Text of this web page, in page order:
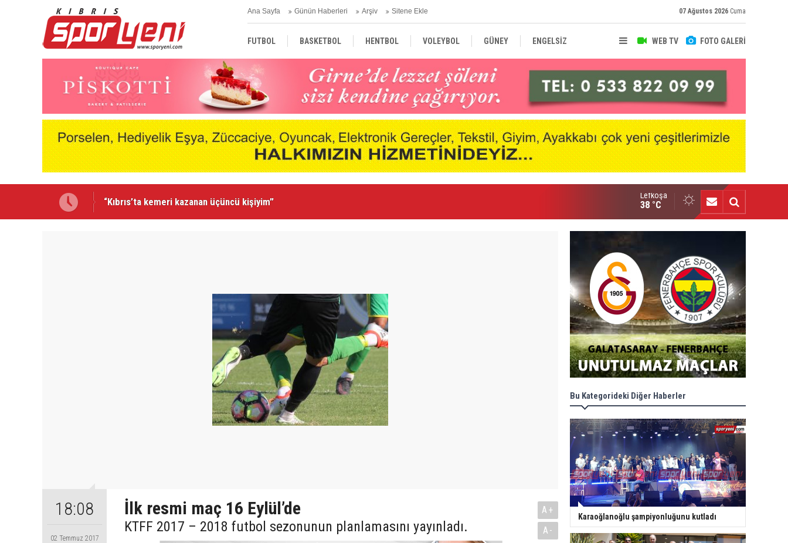
Ana Sayfa Günün Haberleri Arşiv Sitene Ekle 07 Ağustos 2026 Cuma
WEB TV FOTO GALERİ
FUTBOL BASKETBOL HENTBOL VOLEYBOL GÜNEY ENGELSİZ
TÜRKİYE AVRUPA DÜNYA
Lefkoşa’da ralli heyecanı yaşanacak Karaoğlanoğlu şampiyonluğunu kutladı
Lefkoşa
38 °C
18:08
02 Temmuz 2017
İlk resmi maç 16 Eylül’de
KTFF 2017 – 2018 futbol sezonunun planlamasını yayınladı.
A+
A-
Bu Kategorideki Diğer Haberler
Karaoğlanoğlu şampiyonluğunu kutladı